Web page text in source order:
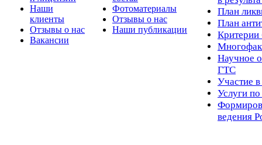
Наши
клиенты
Отзывы о нас
Вакансии
Фотоматериалы
Отзывы о нас
Наши публикации
План
План
Критерии
Научное
ГТС
Участие
Услуги
ведения